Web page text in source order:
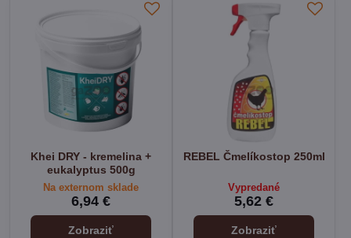
Khei DRY - kremelina +
eukalyptus 500g
Na externom sklade
6,94 €
Zobraziť
REBEL Čmelíkostop 250ml
Vypredané
5,62 €
Zobraziť